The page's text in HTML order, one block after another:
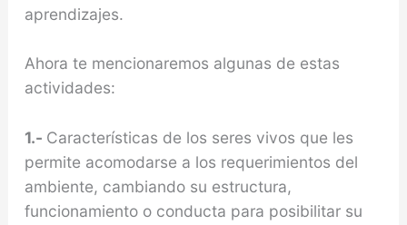
aprendizajes.
Ahora te mencionaremos algunas de estas
actividades:
1.- Características de los seres vivos que les
permite acomodarse a los requerimientos del
ambiente, cambiando su estructura,
funcionamiento o conducta para posibilitar su